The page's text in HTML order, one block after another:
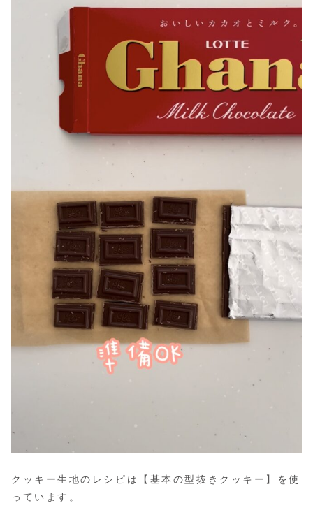
クッキー生地のレシピは【基本の型抜きクッキー】を使
っています。